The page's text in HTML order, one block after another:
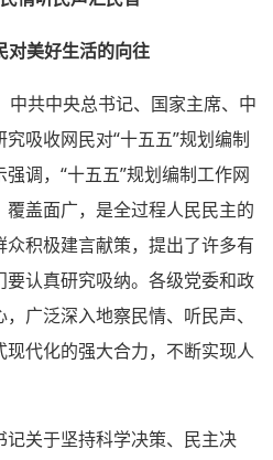
对美好生活的向往
共中央总书记、国家主席、中
吸收网民对“十五五”规划编制
调，“十五五”规划编制工作网
盖面广，是全过程人民民主的
积极建言献策，提出了许多有
认真研究吸纳。各级党委和政
广泛深入地察民情、听民声、
代化的强大合力，不断实现人
记关于坚持科学决策、民主决